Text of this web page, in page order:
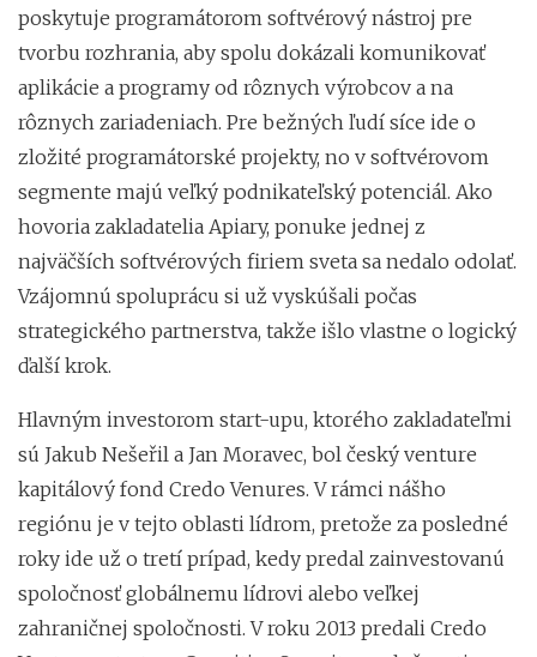
poskytuje programátorom softvérový nástroj pre
tvorbu rozhrania, aby spolu dokázali komunikovať
aplikácie a programy od rôznych výrobcov a na
rôznych zariadeniach. Pre bežných ľudí síce ide o
zložité programátorské projekty, no v softvérovom
segmente majú veľký podnikateľský potenciál. Ako
hovoria zakladatelia Apiary, ponuke jednej z
najväčších softvérových firiem sveta sa nedalo odolať.
Vzájomnú spoluprácu si už vyskúšali počas
strategického partnerstva, takže išlo vlastne o logický
ďalší krok.
Hlavným investorom start-upu, ktorého zakladateľmi
sú Jakub Nešeřil a Jan Moravec, bol český venture
kapitálový fond Credo Venures. V rámci nášho
regiónu je v tejto oblasti lídrom, pretože za posledné
roky ide už o tretí prípad, kedy predal zainvestovanú
spoločnosť globálnemu lídrovi alebo veľkej
zahraničnej spoločnosti. V roku 2013 predali Credo